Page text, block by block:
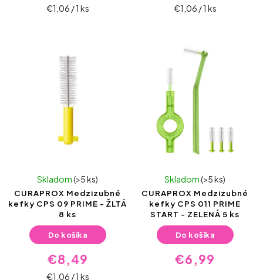
€1,06 / 1 ks €1,06 / 1 ks
CURAPROX Medzizubné
kefky CPS 09 PRIME - ŽLTÁ
8 ks
Skladom(>5 ks)
€8,49
€1,06 / 1 ks
Do košíka
CURAPROX Medzizubné
kefky CPS 011 PRIME
START - ZELENÁ 5 ks
Skladom(>5 ks)
€6,99
Do košíka